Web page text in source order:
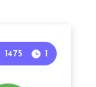
1475 1